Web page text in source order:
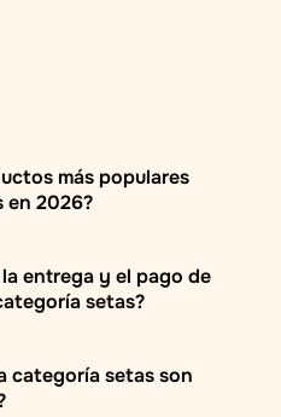
más populares
en 2026?
- 50g
entrega y el pago de
setas?
categoría setas son